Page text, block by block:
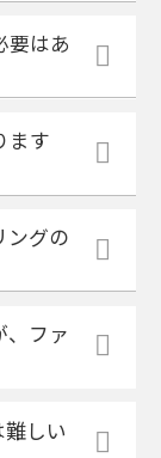
要はあ
ます
ングの
、ファ
しい